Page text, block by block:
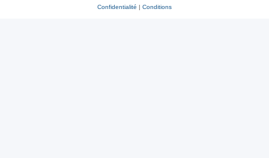
Confidentialité | Conditions